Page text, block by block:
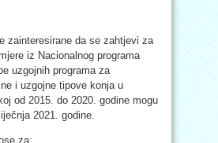
zainteresirane da se zahtjevi za
iz Nacionalnog programa
uzgojnih programa za
i uzgojne tipove konja u
od 2015. do 2020. godine mogu
2021. godine.
za: